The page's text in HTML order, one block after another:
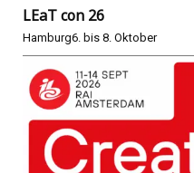
LEaT con 26
Hamburg6. bis 8. Oktober